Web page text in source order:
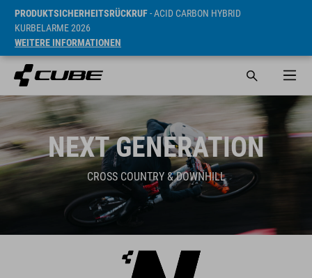
PRODUKTSICHERHEITSRÜCKRUF- ACID CARBON HYBRID
KURBELARME 2026
WEITERE INFORMATIONEN
NEXT GENERATION
CROSS COUNTRY & DOWNHILL